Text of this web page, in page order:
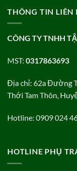
THÔNG TIN LIÊN
CÔNG TY TNHH
MST: 0317863693
Địa chỉ: 62a Đường
Thới Tam Thôn,
Hotline: 0909 024
HOTLINE PHỤ